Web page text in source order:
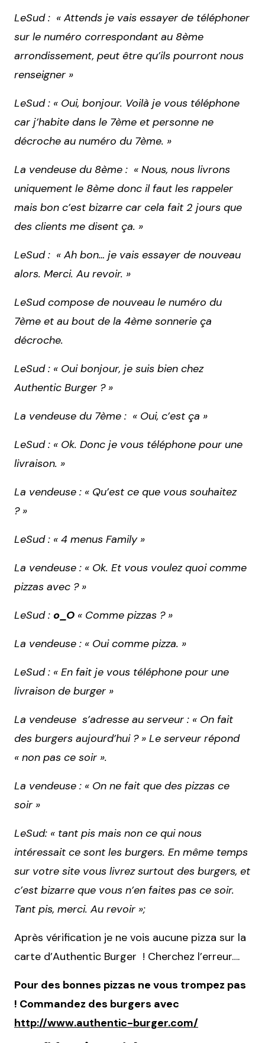
LeSud : « Attends je vais essayer de téléphoner
sur le numéro correspondant au 8ème
arrondissement, peut être qu’ils pourront nous
renseigner »
LeSud : « Oui, bonjour. Voilà je vous téléphone
car j’habite dans le 7ème et personne ne
décroche au numéro du 7ème. »
La vendeuse du 8ème : « Nous, nous livrons
uniquement le 8ème donc il faut les rappeler
mais bon c’est bizarre car cela fait 2 jours que
des clients me disent ça. »
LeSud : « Ah bon… je vais essayer de nouveau
alors. Merci. Au revoir. »
LeSud compose de nouveau le numéro du
7ème et au bout de la 4ème sonnerie ça
décroche.
LeSud : « Oui bonjour, je suis bien chez
Authentic Burger ? »
La vendeuse du 7ème : « Oui, c’est ça »
LeSud : « Ok. Donc je vous téléphone pour une
livraison. »
La vendeuse : « Qu’est ce que vous souhaitez
? »
LeSud : « 4 menus Family »
La vendeuse : « Ok. Et vous voulez quoi comme
pizzas avec ? »
LeSud : o_O « Comme pizzas ? »
La vendeuse : « Oui comme pizza. »
LeSud : « En fait je vous téléphone pour une
livraison de burger »
La vendeuse s’adresse au serveur : « On fait
des burgers aujourd’hui ? » Le serveur répond
« non pas ce soir ».
La vendeuse : « On ne fait que des pizzas ce
soir »
LeSud: « tant pis mais non ce qui nous
intéressait ce sont les burgers. En même temps
sur votre site vous livrez surtout des burgers, et
c’est bizarre que vous n’en faites pas ce soir.
Tant pis, merci. Au revoir »;
Après vérification je ne vois aucune pizza sur la
carte d’Authentic Burger ! Cherchez l’erreur….
Pour des bonnes pizzas ne vous trompez pas
! Commandez des burgers avec
http://www.authentic-burger.com/